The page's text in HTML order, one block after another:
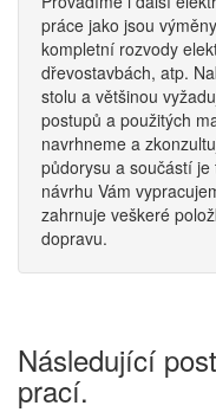
práce jako jsou
kompletní rozvody
dřevostavbách, atp.
stolu a většinou
postupů a použitých
navrhneme a
půdorysu a součástí
návrhu Vám
zahrnuje veškeré
dopravu.
Následující
prací.